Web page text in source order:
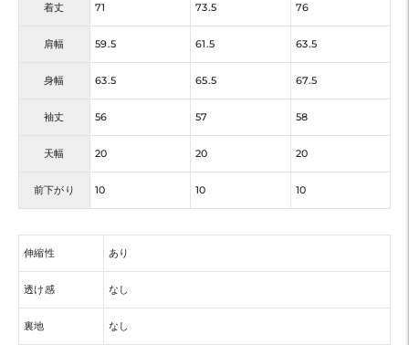
着丈 71 73.5 76
肩幅 59.5 61.5 63.5
身幅 63.5 65.5 67.5
袖丈 56 57 58
天幅 20 20 20
前下がり 10 10 10
伸縮性 あり
透け感 なし
裏地 なし